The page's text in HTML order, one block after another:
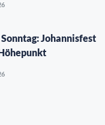
Johannisfest